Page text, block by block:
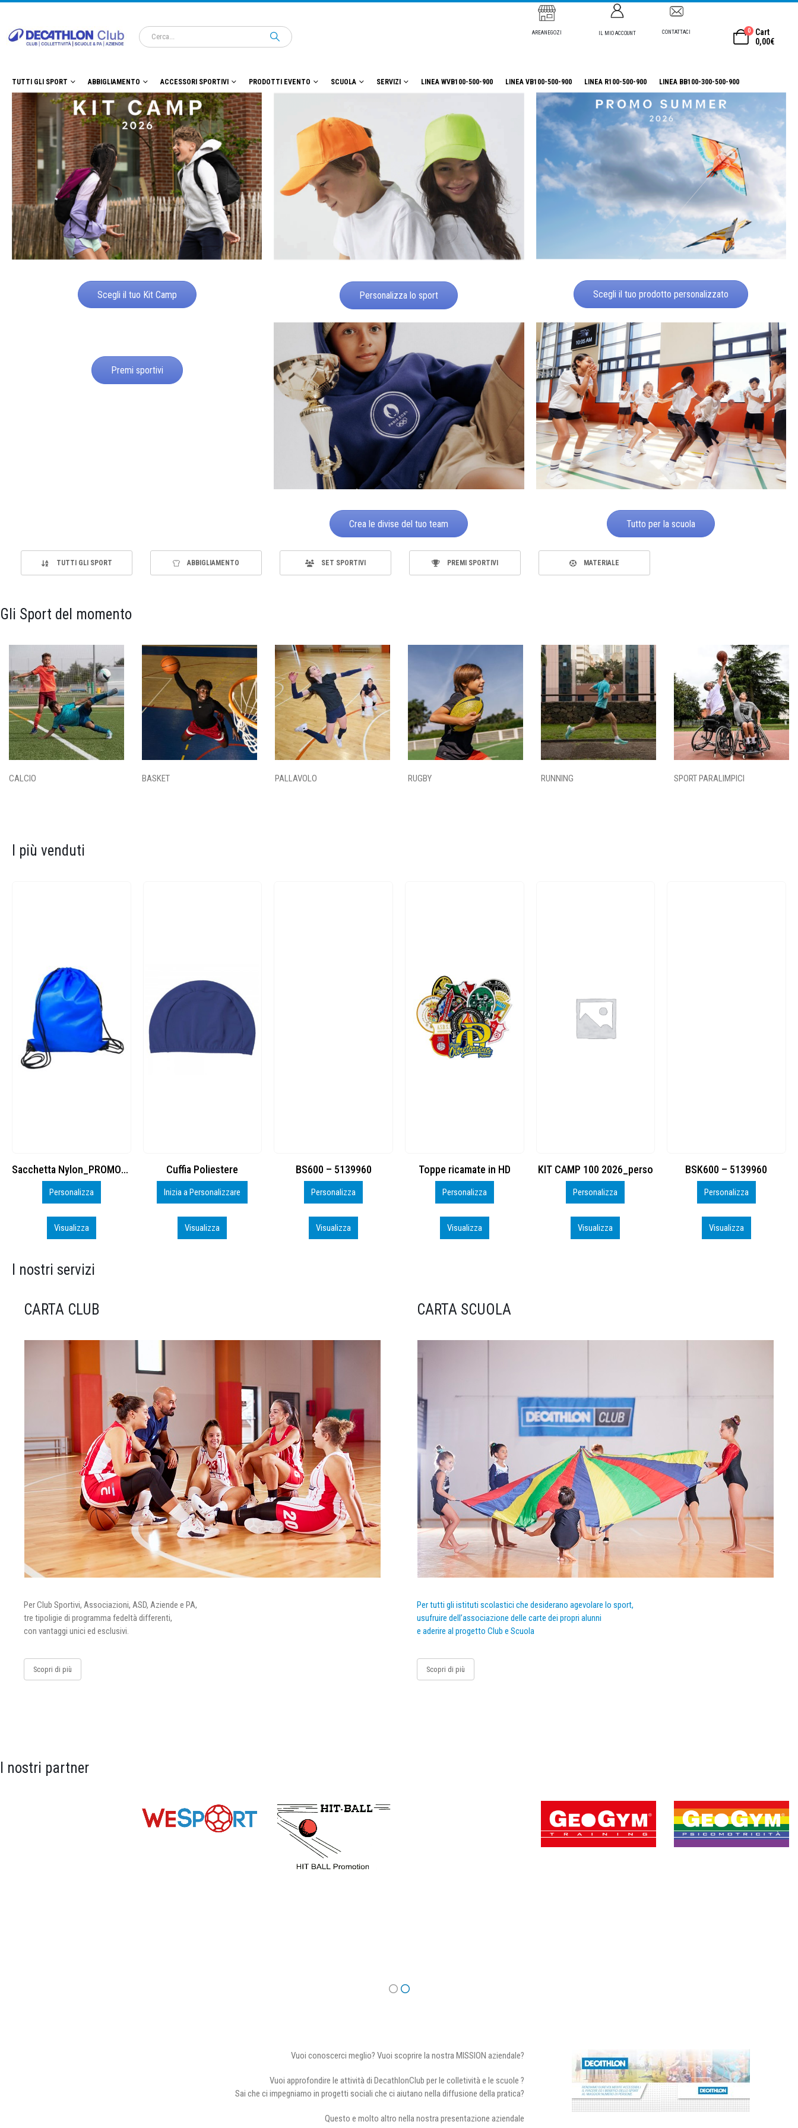
AREANEGOZI IL MIO ACCOUNT CONTATTACI 0
Cart
0,00€
TUTTI GLI SPORT ABBIGLIAMENTO ACCESSORI SPORTIVI PRODOTTI EVENTO SCUOLA SERVIZI LINEA WVB100-500-900 LINEA VB100-500-900 LINEA R100-500-900 LINEA BB100-300-500-900
Scegli il tuo Kit Camp Personalizza lo sport Scegli il tuo prodotto personalizzato
Premi sportivi
Crea le divise del tuo team Tutto per la scuola
TUTTI GLI SPORT ABBIGLIAMENTO SET SPORTIVI PREMI SPORTIVI MATERIALE
Gli Sport del momento
CALCIO BASKET PALLAVOLO RUGBY RUNNING SPORT PARALIMPICI
I più venduti
Cuffia Poliestere
Inizia a Personalizzare
Visualizza
BS600 – 5139960
Personalizza
Visualizza
Toppe ricamate in HD
Personalizza
Visualizza
KIT CAMP 100 2026_perso
Personalizza
Visualizza
BSK600 – 5139960
Personalizza
Visualizza
DTF
Personalizza
Visualizza
I nostri servizi
CARTA CLUB
Per Club Sportivi, Associazioni, ASD, Aziende e PA,
tre tipoligie di programma fedeltà differenti,
con vantaggi unici ed esclusivi.
Scopri di più
CARTA SCUOLA
Per tutti gli istituti scolastici che desiderano agevolare lo sport,
usufruire dell’associazione delle carte dei propri alunni
e aderire al progetto Club e Scuola
Scopri di più
I nostri partner
Vuoi conoscerci meglio? Vuoi scoprire la nostra MISSION aziendale?
Vuoi approfondire le attività di DecathlonClub per le colletività e le scuole ?
Sai che ci impegniamo in progetti sociali che ci aiutano nella diffusione della pratica?
Questo e molto altro nella nostra presentazione aziendale